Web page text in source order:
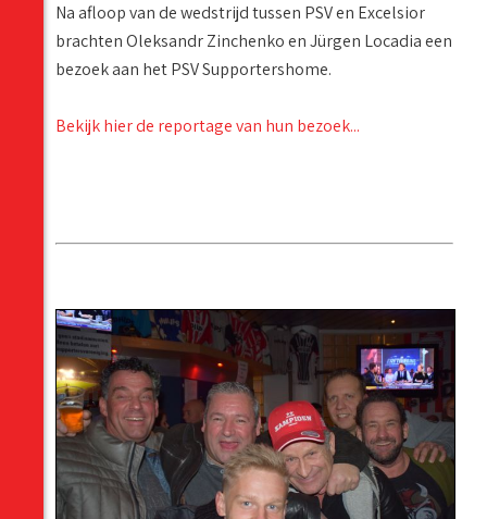
Na afloop van de wedstrijd tussen PSV en Excelsior
brachten Oleksandr Zinchenko en Jürgen Locadia een
bezoek aan het PSV Supportershome.
Bekijk hier de reportage van hun bezoek...